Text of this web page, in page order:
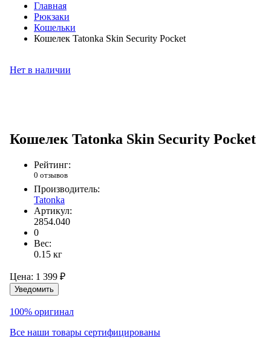
Главная
Рюкзаки
Кошельки
Кошелек Tatonka Skin Security Pocket
Нет в наличии
Кошелек Tatonka Skin Security Pocket
Рейтинг:
0 отзывов
Производитель:
Tatonka
Артикул:
2854.040
0
Вес:
0.15 кг
Цена: 1 399 ₽
Уведомить
100% оригинал
Все наши товары сертифицированы